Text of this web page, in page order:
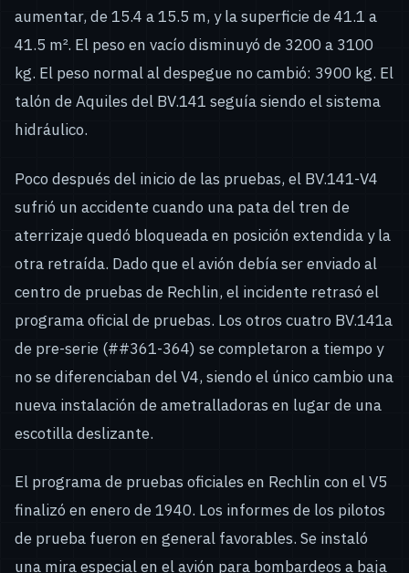
aumentar, de 15.4 a 15.5 m, y la superficie de 41.1 a
41.5 m². El peso en vacío disminuyó de 3200 a 3100
kg. El peso normal al despegue no cambió: 3900 kg. El
talón de Aquiles del BV.141 seguía siendo el sistema
hidráulico.
Poco después del inicio de las pruebas, el BV.141-V4
sufrió un accidente cuando una pata del tren de
aterrizaje quedó bloqueada en posición extendida y la
otra retraída. Dado que el avión debía ser enviado al
centro de pruebas de Rechlin, el incidente retrasó el
programa oficial de pruebas. Los otros cuatro BV.141a
de pre-serie (##361-364) se completaron a tiempo y
no se diferenciaban del V4, siendo el único cambio una
nueva instalación de ametralladoras en lugar de una
escotilla deslizante.
El programa de pruebas oficiales en Rechlin con el V5
finalizó en enero de 1940. Los informes de los pilotos
de prueba fueron en general favorables. Se instaló
una mira especial en el avión para bombardeos a baja